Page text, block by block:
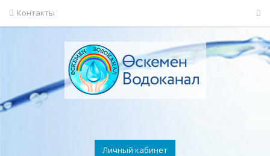
Контакты
Личный кабинет